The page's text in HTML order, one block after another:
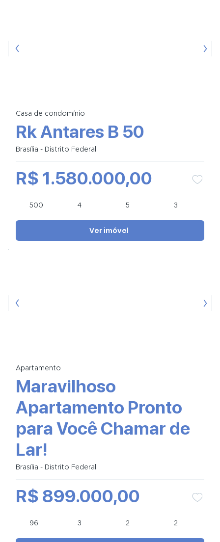
Casa de condomínio
Rk Antares B 50
Brasília - Distrito Federal
500 4 5 3
R$ 1.580.000,00
Ver imóvel
Apartamento
Maravilhoso
Apartamento Pronto
para Você Chamar de
Lar!
Brasília - Distrito Federal
96 3 2 2
R$ 899.000,00